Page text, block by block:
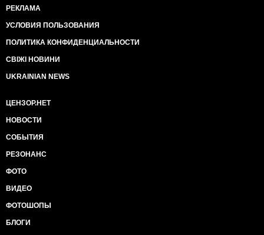
РЕКЛАМА
УСЛОВИЯ ПОЛЬЗОВАНИЯ
ПОЛИТИКА КОНФИДЕНЦИАЛЬНОСТИ
СВІЖІ НОВИНИ
UKRAINIAN NEWS
ЦЕНЗОР.НЕТ
НОВОСТИ
СОБЫТИЯ
РЕЗОНАНС
ФОТО
ВИДЕО
ФОТОШОПЫ
БЛОГИ